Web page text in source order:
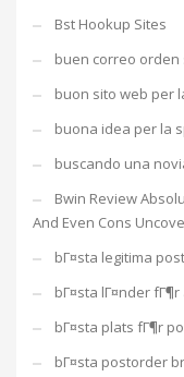
Bst Hookup Sites
buen correo orden
buon sito web per
buona idea per la
buscando una
Bwin Review
And Even Cons
bГ¤sta legitima
bГ¤sta lГ¤nder
bГ¤sta plats fГ¶r
bГ¤sta postorder